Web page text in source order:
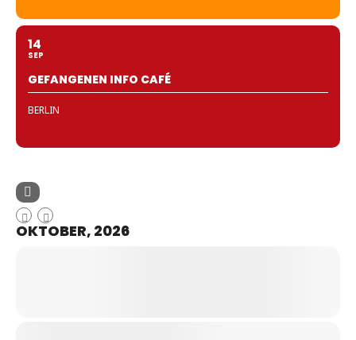
14
SEP
GEFANGENEN INFO CAFÉ
BERLIN
OKTOBER, 2026